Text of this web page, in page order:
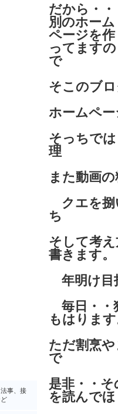
だから・・
別のホーム
ページを作
ってますの
で
そこのブ
ホームペ
そっちで
理
また動画
クエを捌
ち
そして考
書きます。
年明け目
毎日・・
もはりま
ただ割烹
で
是非・・
を読んで
事、接